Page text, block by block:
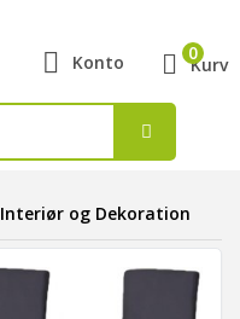
Konto Kurv
0
Interiør og Dekoration